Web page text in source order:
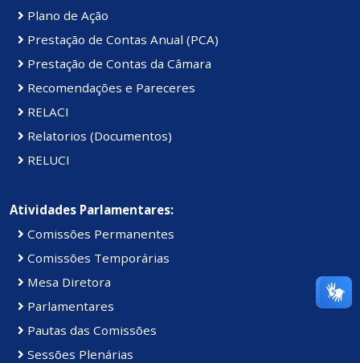
Plano de Ação
Prestação de Contas Anual (PCA)
Prestação de Contas da Câmara
Recomendações e Pareceres
RELACI
Relatorios (Documentos)
RELUCI
Atividades Parlamentares:
Comissões Permanentes
Comissões Temporárias
Mesa Diretora
Parlamentares
Pautas das Comissões
Sessões Plenárias